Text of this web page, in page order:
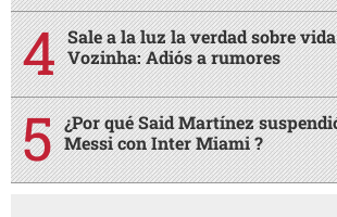
Sale a la luz la verdad sobre
Vozinha: Adiós a rumores
¿Por qué Said Martínez
Messi con Inter Miami ?